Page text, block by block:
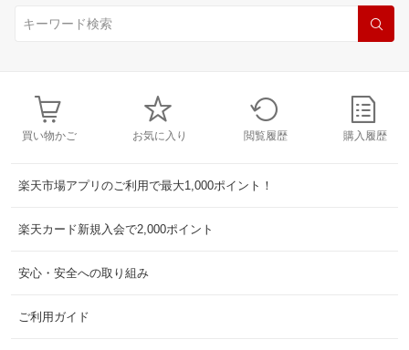
買い物かご お気に入り 閲覧履歴 購入履歴
楽天市場アプリのご利用で最大1,000ポイント！
楽天カード新規入会で2,000ポイント
安心・安全への取り組み
ご利用ガイド